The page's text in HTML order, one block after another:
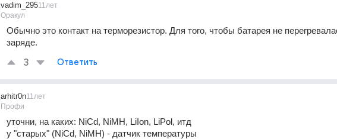
vadim_295
Оракул
11лет
Обычно это контакт на терморезистор. Для того, чтобы батарея не
заряде.
3 Ответить
arhitr0n
Профи
11лет
уточни, на каких: NiCd, NiMH, LiIon, LiPol, итд
у "старых" (NiCd, NiMH) - датчик температуры